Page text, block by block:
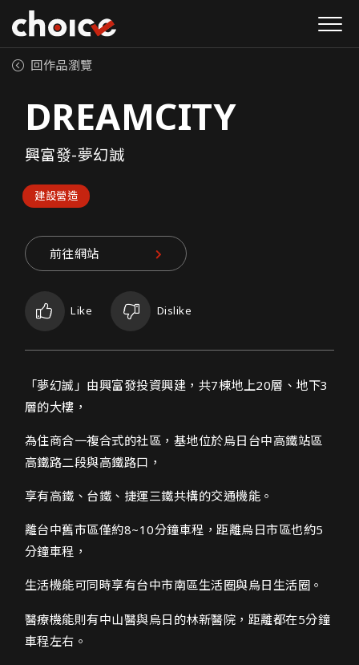
回作品瀏覽
DREAMCITY
興富發-夢幻誠
建設營造
前往網站
Like Dislike
興富發-夢幻誠網頁設計介紹
「夢幻誠」由興富發投資興建，共7棟地上20層、地下3
層的大樓，
為住商合一複合式的社區，基地位於烏日台中高鐵站區
高鐵路二段與高鐵路口，
享有高鐵、台鐵、捷運三鐵共構的交通機能。
離台中舊市區僅約8~10分鐘車程，距離烏日市區也約5
分鐘車程，
生活機能可同時享有台中市南區生活圈與烏日生活圈。
醫療機能則有中山醫與烏日的林新醫院，距離都在5分鐘
車程左右。